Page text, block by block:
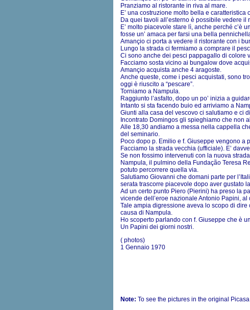
Pranziamo al ristorante in riva al mare.
E’ una costruzione molto bella e caratteristica
Da quei tavoli all’esterno è possibile vedere
E’ molto piacevole stare lì, anche perché c’è
fosse un’ amaca per farsi una bella
Amançio ci porta a vedere il ristorante con i
Lungo la strada ci fermiamo a comprare il
Ci sono anche dei pesci pappagallo di colore
Facciamo sosta vicino ai bungalow dove
Amançio acquista anche 4 aragoste.
Anche queste, come i pesci acquistati, sono
oggi è riuscito a “pescare”.
Torniamo a Nampula.
Raggiunto l’asfalto, dopo un po’ inizia a
Intanto si sta facendo buio ed arriviamo a
Giunti alla casa del vescovo ci salutiamo e ci
Incontrato Domingos gli spieghiamo che non
Alle 18,30 andiamo a messa nella cappella
del seminario.
Poco dopo p. Emilio e f. Giuseppe vengono a
Facciamo la strada vecchia (ufficiale). E’
Se non fossimo intervenuti con la nuova
Nampula, il pulmino della Fundação Teresa
potuto percorrere quella via.
Salutiamo Giovanni che domani parte per
serata trascorre piacevole dopo aver gustato
Ad un certo punto Piero (Pierini) ha preso la
vicende dell’eroe nazionale Antonio Papini,
Tale ampia digressione aveva lo scopo di
causa di Nampula.
Ho scoperto parlando con f. Giuseppe che è
Un Papini dei giorni nostri.
( photos)
1 Gennaio 1970
Note: To see the pictures in the original